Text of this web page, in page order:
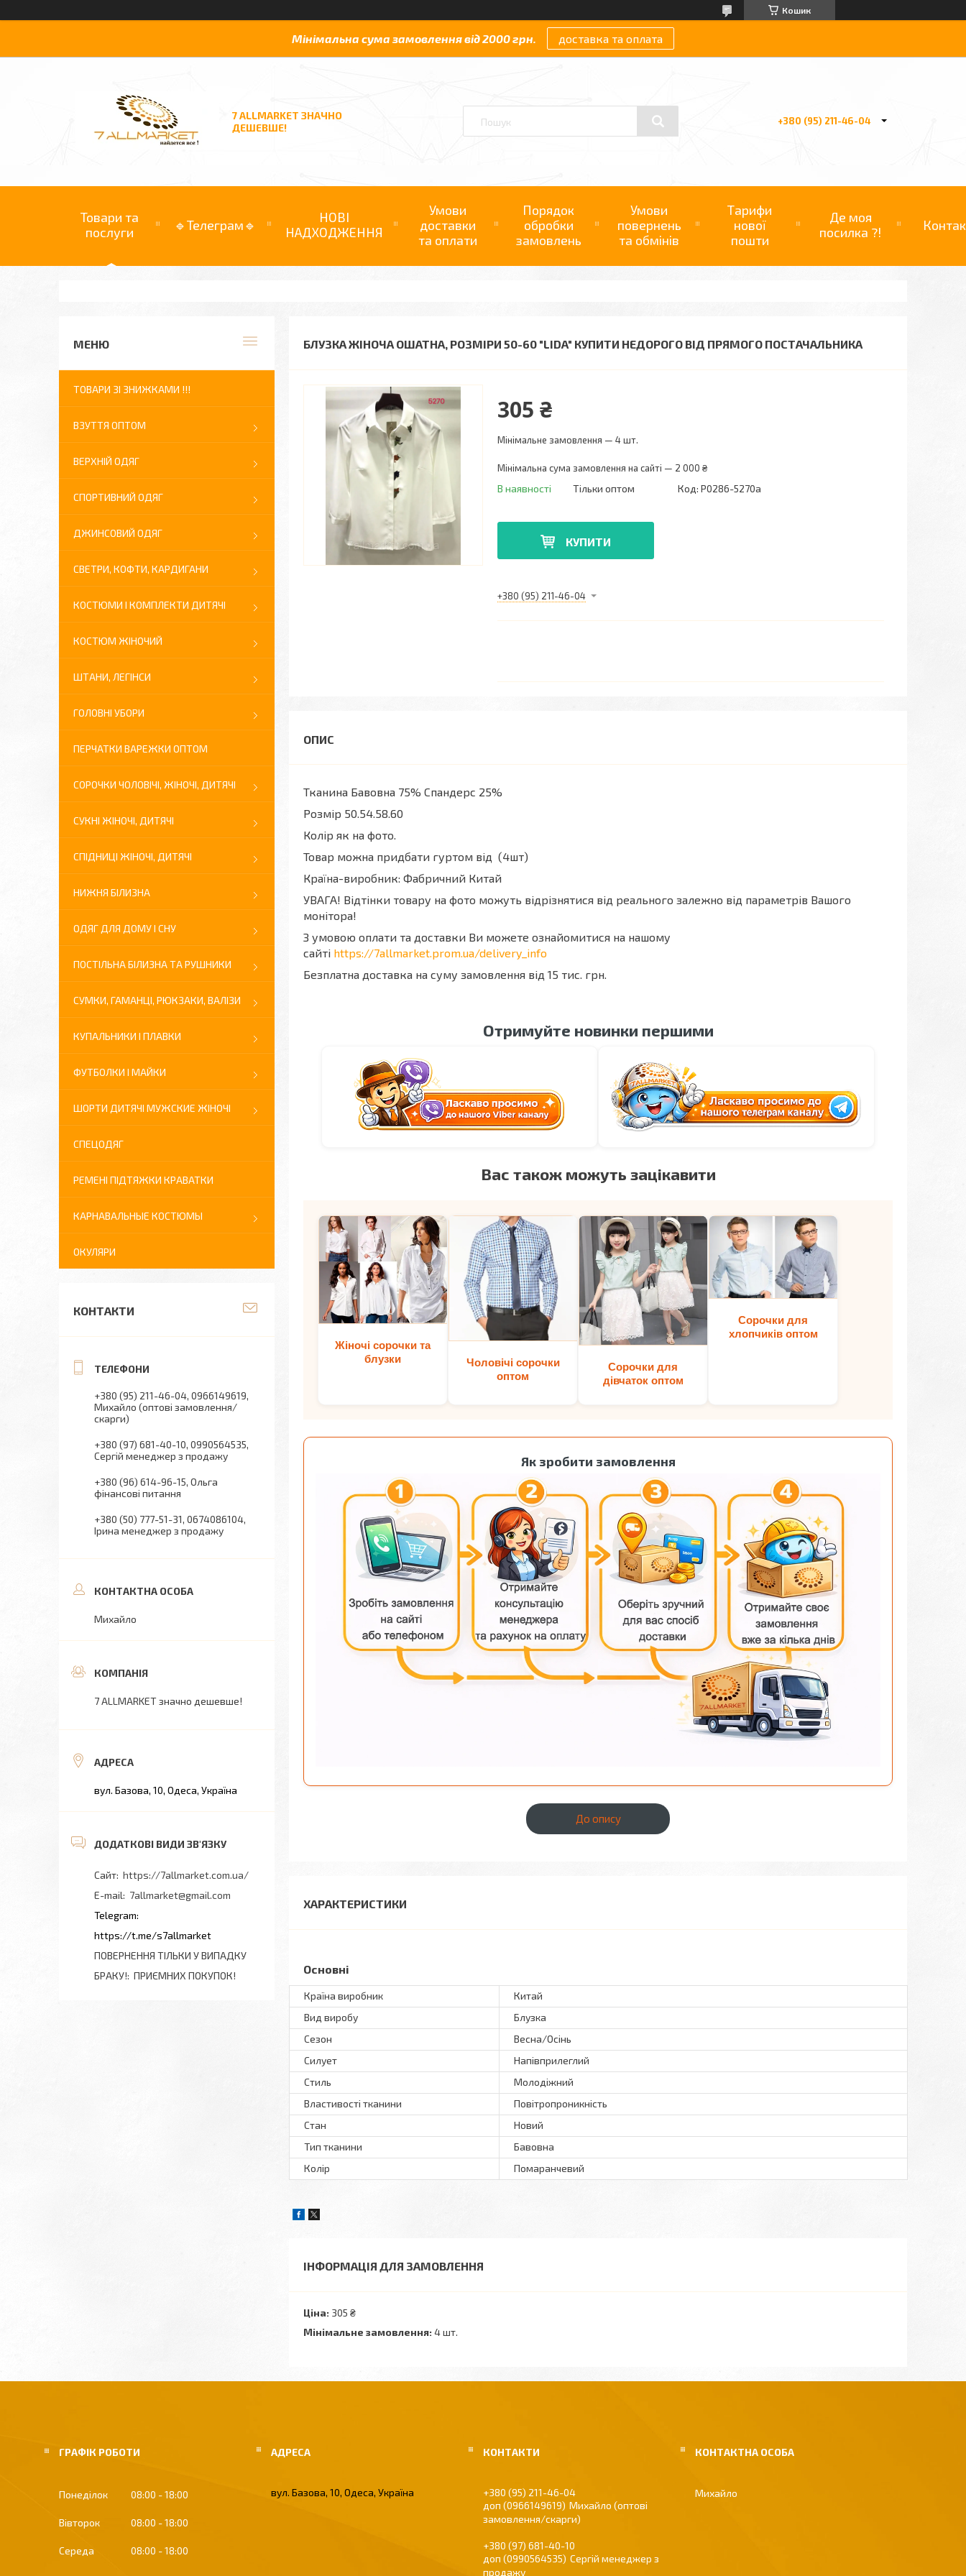
Кошик
Мінімальна сума замовлення від 2000 грн. доставка та оплата
7 ALLMARKET ЗНАЧНО
ДЕШЕВШЕ!
+380 (95) 211-46-04
Товари та
послуги
🔹Телеграм🔹
НОВІ
НАДХОДЖЕННЯ
Умови
доставки
та оплати
Порядок
обробки
замовлень
Умови
повернень
та обмінів
Тарифи
нової
пошти
Де моя
посилка ?!
БЛУЗКА ЖІНОЧА ОШАТНА, РОЗМІРИ 50-60 "LIDA" КУПИТИ НЕДОРОГО ВІД ПРЯМОГО ПОСТАЧАЛЬНИКА
305 ₴
Мінімальне замовлення — 4 шт.
Мінімальна сума замовлення на сайті — 2 000 ₴
В наявності Тільки оптом Код: P0286-5270a
КУПИТИ
+380 (95) 211-46-04
Тканина Бавовна 75% Спандерс 25%
Розмір 50.54.58.60
Колір як на фото.
Товар можна придбати гуртом від (4шт)
Країна-виробник: Фабричний Китай
УВАГА! Відтінки товару на фото можуть відрізнятися від реального залежно від параметрів Вашого
монітора!
З умовою оплати та доставки Ви можете ознайомитися на нашому
сайті https://7allmarket.prom.ua/delivery_info
Безплатна доставка на суму замовлення від 15 тис. грн.
Отримуйте новинки першими
Вас також можуть зацікавити
Жіночі сорочки та
блузки
Чоловічі сорочки
оптом
Сорочки для
дівчаток оптом
Сорочки для
хлопчиків оптом
Як зробити замовлення
До опису
ХАРАКТЕРИСТИКИ
Основні
Країна виробник
Китай
Вид виробу
Блузка
Сезон
Весна/Осінь
Силует
Напівприлеглий
Стиль
Молодіжний
Властивості тканини
Повітропроникність
Стан
Новий
Тип тканини
Бавовна
Колір
Помаранчевий
ІНФОРМАЦІЯ ДЛЯ ЗАМОВЛЕННЯ
Ціна: 305 ₴
Мінімальне замовлення: 4 шт.
ТОВАРИ ЗІ ЗНИЖКАМИ !!!
ВЗУТТЯ ОПТОМ
ВЕРХНІЙ ОДЯГ
СПОРТИВНИЙ ОДЯГ
ДЖИНСОВИЙ ОДЯГ
СВЕТРИ, КОФТИ, КАРДИГАНИ
КОСТЮМИ І КОМПЛЕКТИ ДИТЯЧІ
КОСТЮМ ЖІНОЧИЙ
ШТАНИ, ЛЕГІНСИ
ГОЛОВНІ УБОРИ
ПЕРЧАТКИ ВАРЕЖКИ ОПТОМ
СОРОЧКИ ЧОЛОВІЧІ, ЖІНОЧІ, ДИТЯЧІ
СУКНІ ЖІНОЧІ, ДИТЯЧІ
СПІДНИЦІ ЖІНОЧІ, ДИТЯЧІ
НИЖНЯ БІЛИЗНА
ОДЯГ ДЛЯ ДОМУ І СНУ
ПОСТІЛЬНА БІЛИЗНА ТА РУШНИКИ
СУМКИ, ГАМАНЦІ, РЮКЗАКИ, ВАЛІЗИ
КУПАЛЬНИКИ І ПЛАВКИ
ФУТБОЛКИ І МАЙКИ
ШОРТИ ДИТЯЧІ МУЖСКИЕ ЖІНОЧІ
СПЕЦОДЯГ
РЕМЕНІ ПІДТЯЖКИ КРАВАТКИ
КАРНАВАЛЬНЫЕ КОСТЮМЫ
ОКУЛЯРИ
КОНТАКТИ
+380 (95) 211-46-04 0966149619
Михайло (оптові замовлення/
скарги)
+380 (97) 681-40-10 0990564535
Сергій менеджер з продажу
+380 (96) 614-96-15 Ольга
фінансові питання
+380 (50) 777-51-31 0674086104
Ірина менеджер з продажу
Михайло
7 ALLMARKET значно дешевше!
вул. Базова, 10, Одеса, Україна
https://7allmarket.com.ua/
7allmarket@gmail.com
https://t.me/s7allmarket
ПОВЕРНЕННЯ ТІЛЬКИ У ВИПАДКУ
БРАКУ! ПРИЄМНИХ ПОКУПОК!
ГРАФІК РОБОТИ
Понеділок 08:00 18:00
Вівторок 08:00 18:00
Середа 08:00 18:00
вул. Базова, 10, Одеса, Україна
+380 (95) 211-46-04
0966149619
Михайло (оптові
замовлення/скарги)
+380 (97) 681-40-10
0990564535
Сергій менеджер з
продажу
Михайло